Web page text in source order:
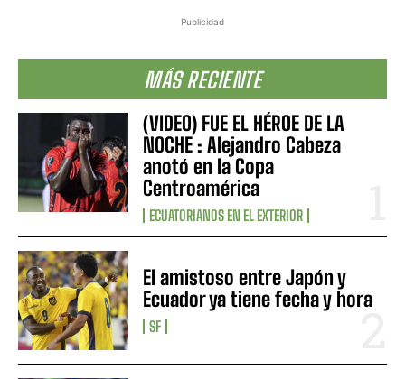
Publicidad
MÁS RECIENTE
(VIDEO) FUE EL HÉROE DE LA
NOCHE : Alejandro Cabeza
anotó en la Copa
Centroamérica
ECUATORIANOS EN EL EXTERIOR
El amistoso entre Japón y
Ecuador ya tiene fecha y hora
SF